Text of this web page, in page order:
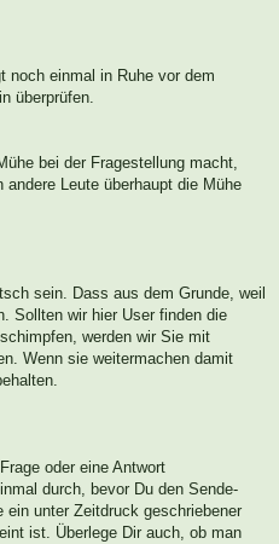
noch einmal in Ruhe vor dem
überprüfen.
bei der Fragestellung macht,
Leute überhaupt die Mühe
sein. Dass aus dem Grunde, weil
Sollten wir hier User finden die
werden wir Sie mit
Wenn sie weitermachen damit
oder eine Antwort
durch, bevor Du den Sende-
unter Zeitdruck geschriebener
ist. Überlege Dir auch, ob man